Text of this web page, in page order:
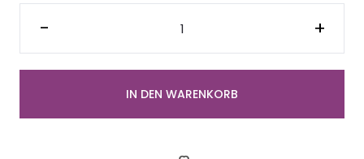
-
Halbe
Brötchen
Tomatencreme
und
(2
Stück)
+
IN DEN WARENKORB